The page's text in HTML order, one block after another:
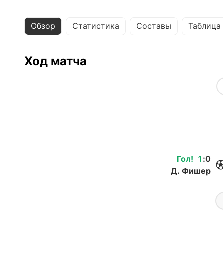
Обзор Статистика Составы Таблица
Ход матча
Гол! 1 :0
Д. Фишер